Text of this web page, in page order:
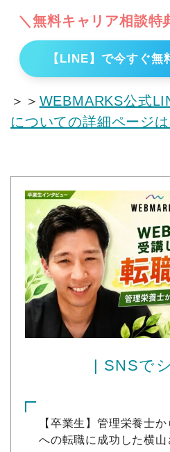
＼無料キャリア相談特
【LINE】で今すぐ無
＞＞ WEBMARKS公式
についての詳細ページ
| SNSで
【卒業生】管理栄養士
への転職に成功した横山